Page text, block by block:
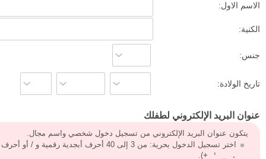
الاسم الاول:
الكنية:
جنس:
تاريخ الولادة:
عنوان البريد الإلكتروني لطفلك
يتكون عنوان البريد الإلكتروني من تسجيل دخول شخصي واسم مجال.
اختر تسجيل الدخول بحرية: من 3 إلى 40 أحرف أبجدية رقمية و / أو أحرف خاصة (
. _ ' +
).